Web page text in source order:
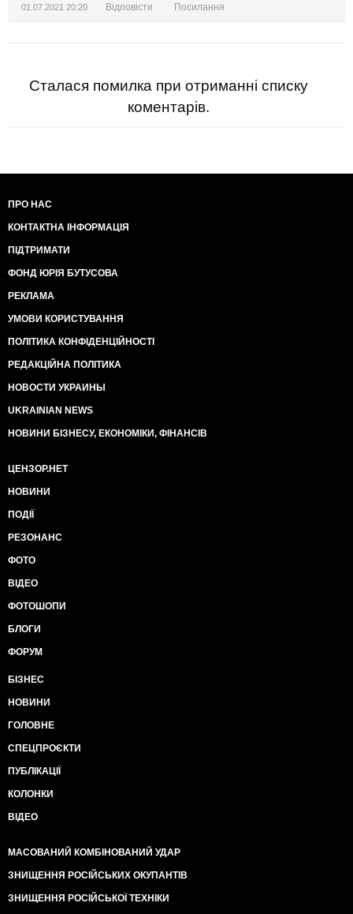
01.07.2021 20:20 Відповісти Посилання
Сталася помилка при отриманні списку
коментарів.
ПРО НАС
КОНТАКТНА ІНФОРМАЦІЯ
ПІДТРИМАТИ
ФОНД ЮРІЯ БУТУСОВА
РЕКЛАМА
УМОВИ КОРИСТУВАННЯ
ПОЛІТИКА КОНФІДЕНЦІЙНОСТІ
РЕДАКЦІЙНА ПОЛІТИКА
НОВОСТИ УКРАИНЫ
UKRAINIAN NEWS
НОВИНИ БІЗНЕСУ, ЕКОНОМІКИ, ФІНАНСІВ
ЦЕНЗОР.НЕТ
НОВИНИ
ПОДІЇ
РЕЗОНАНС
ФОТО
ВІДЕО
ФОТОШОПИ
БЛОГИ
ФОРУМ
БІЗНЕС
НОВИНИ
ГОЛОВНЕ
СПЕЦПРОЄКТИ
ПУБЛІКАЦІЇ
КОЛОНКИ
ВІДЕО
МАСОВАНИЙ КОМБІНОВАНИЙ УДАР
ЗНИЩЕННЯ РОСІЙСЬКИХ ОКУПАНТІВ
ЗНИЩЕННЯ РОСІЙСЬКОЇ ТЕХНІКИ